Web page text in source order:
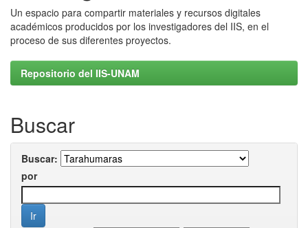
Un espacio para compartir materiales y recursos digitales
académicos producidos por los investigadores del IIS, en el
proceso de sus diferentes proyectos.
Repositorio del IIS-UNAM
Buscar
Buscar:
por